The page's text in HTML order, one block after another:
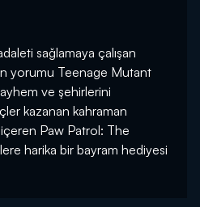
sağlamaya çalışan
yorumu Teenage Mutant
ve şehirlerini
kazanan kahraman
içeren Paw Patrol: The
harika bir bayram hediyesi